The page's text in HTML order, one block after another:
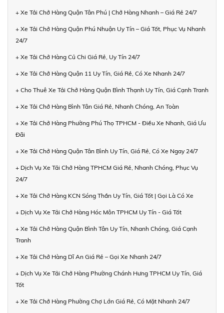
+ Xe Tải Chở Hàng Quận Tân Phú | Chở Hàng Nhanh – Giá Rẻ 24/7
+ Xe Tải Chở Hàng Quận Phú Nhuận Uy Tín – Giá Tốt, Phục Vụ Nhanh
24/7
+ Xe Tải Chở Hàng Củ Chi Giá Rẻ, Uy Tín 24/7
+ Xe Tải Chở Hàng Quận 11 Uy Tín, Giá Rẻ, Có Xe Nhanh 24/7
+ Cho Thuê Xe Tải Chở Hàng Quận Bình Thạnh Uy Tín, Giá Cạnh Tranh
+ Xe Tải Chở Hàng Bình Tân Giá Rẻ, Nhanh Chóng, An Toàn
+ Xe Tải Chở Hàng Phường Phú Thọ TPHCM - Điều Xe Nhanh, Giá Ưu
Đãi
+ Xe Tải Chở Hàng Quận Tân Bình Uy Tín, Giá Rẻ, Có Xe Ngay 24/7
+ Dịch Vụ Xe Tải Chở Hàng TPHCM Giá Rẻ, Nhanh Chóng, Phục Vụ
24/7
+ Xe Tải Chở Hàng KCN Sóng Thần Uy Tín, Giá Tốt | Gọi Là Có Xe
+ Dịch Vụ Xe Tải Chở Hàng Hóc Môn TPHCM Uy Tín - Giá Tốt
+ Xe Tải Chở Hàng Quận Bình Tân Uy Tín, Nhanh Chóng, Giá Cạnh
Tranh
+ Xe Tải Chở Hàng Dĩ An Giá Rẻ – Gọi Xe Nhanh 24/7
+ Dịch Vụ Xe Tải Chở Hàng Phường Chánh Hưng TPHCM Uy Tín, Giá
Tốt
+ Xe Tải Chở Hàng Phường Chợ Lớn Giá Rẻ, Có Mặt Nhanh 24/7